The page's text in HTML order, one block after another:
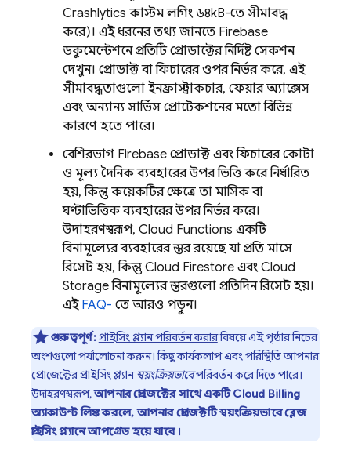
Crashlytics কাস্টম লগিং ৬৪kB-তে সীমাবদ্ধ
করে)। এই ধরনের তথ্য জানতে Firebase
ডকুমেন্টেশনে প্রতিটি প্রোডাক্টের নির্দিষ্ট সেকশন
দেখুন। প্রোডাক্ট বা ফিচারের ওপর নির্ভর করে, এই
সীমাবদ্ধতাগুলো ইনফ্রাস্ট্রাকচার, ফেয়ার অ্যাক্সেস
এবং অন্যান্য সার্ভিস প্রোটেকশনের মতো বিভিন্ন
কারণে হতে পারে।
বেশিরভাগ Firebase প্রোডাক্ট এবং ফিচারের কোটা
ও মূল্য দৈনিক ব্যবহারের উপর ভিত্তি করে নির্ধারিত
হয়, কিন্তু কয়েকটির ক্ষেত্রে তা মাসিক বা
ঘণ্টাভিত্তিক ব্যবহারের উপর নির্ভর করে।
উদাহরণস্বরূপ, Cloud Functions একটি
বিনামূল্যের ব্যবহারের স্তর রয়েছে যা প্রতি মাসে
রিসেট হয়, কিন্তু Cloud Firestore এবং Cloud
Storageবিনামূল্যের স্তরগুলো প্রতিদিন রিসেট হয়।
এই FAQ- তে আরও পড়ুন।
গুরুত্বপূর্ণ:প্রাইসিং প্ল্যান পরিবর্তন করারবিষয়ে এই পৃষ্ঠার নিচের
অংশগুলো পর্যালোচনা করুন। কিছু কার্যকলাপ এবং পরিস্থিতি আপনার
প্রোজেক্টের প্রাইসিং প্ল্যানস্বয়ংক্রিয়ভাবেপরিবর্তন করে দিতে পারে।
উদাহরণস্বরূপ,আপনার প্রোজেক্টের সাথে একটিCloud Billing
অ্যাকাউন্ট লিঙ্ক করলে, আপনার প্রোজেক্টটি স্বয়ংক্রিয়ভাবে ব্লেজ
প্রাইসিং প্ল্যানে আপগ্রেড হয়ে যাবে।